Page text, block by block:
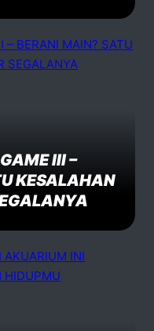
III –
KESALAHAN